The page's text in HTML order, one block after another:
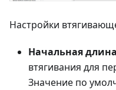
Настройки
Начальная
втягивания для
Значение по